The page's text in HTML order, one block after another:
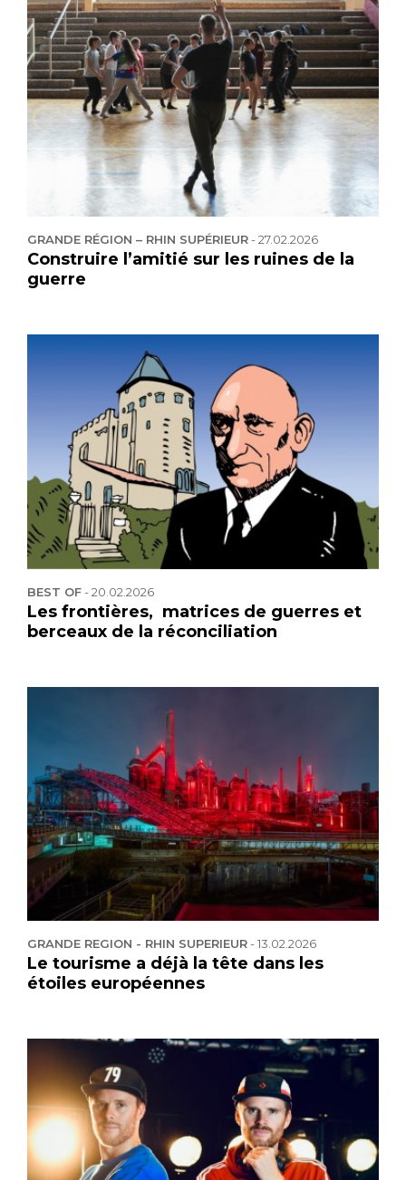
GRANDE RÉGION – RHIN SUPÉRIEUR-27.02.2026
Construire l’amitié sur les ruines de la
guerre
BEST OF-20.02.2026
Les frontières, matrices de guerres et
berceaux de la réconciliation
GRANDE REGION - RHIN SUPERIEUR-13.02.2026
Le tourisme a déjà la tête dans les
étoiles européennes